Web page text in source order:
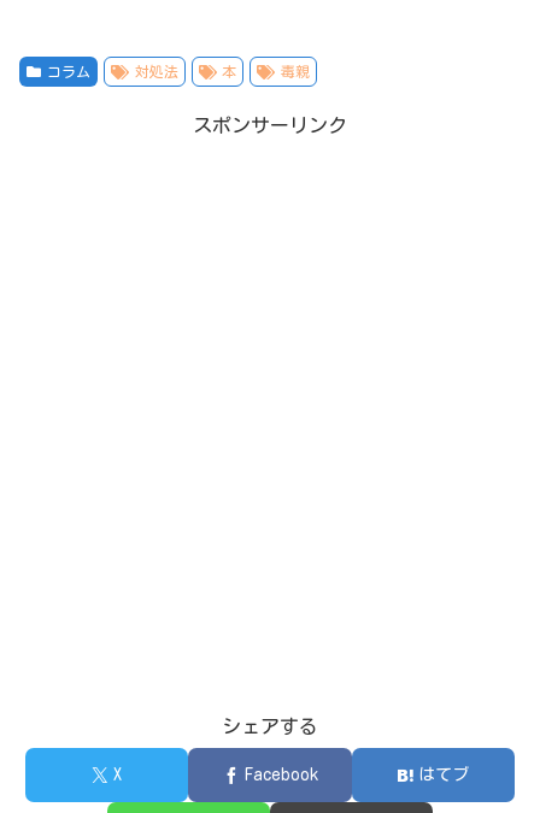
コラム 対処法 本 毒親
スポンサーリンク
シェアする
X Facebook はてブ